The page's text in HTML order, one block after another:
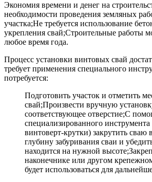
Экономия времени и денег на
необходимости проведения земляных
участка;Не требуется использование
укрепления свай;Строительные работы
любое время года.
Процесс установки винтовых свай
требует применения специального
потребуется:
Подготовить участок и отметить
свай;Произвести вручную
соответствующее отверстие;С
специализированного
винтоверт-крутки) закрутить сваю
глубину забуривания сваи и
находится на нужной
наконечнике или другом
будет использоваться для